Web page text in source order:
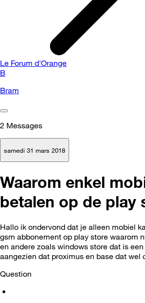
Le Forum d'Orange
B
Bram
2 Messages
samedi 31 mars 2018
Waarom enkel
betalen op de play
Hallo ik ondervond dat je alleen mobiel
gsm abbonement op play store waarom
en andere zoals windows store dat is
aangezien dat proximus en base dat wel
Question
•